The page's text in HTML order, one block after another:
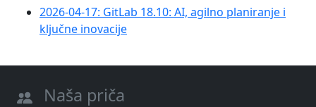
2026-04-17: GitLab 18.10: AI, agilno planiranje i
ključne inovacije
Naša priča